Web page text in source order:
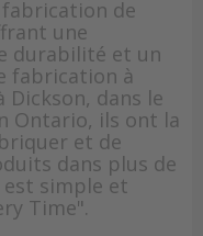
de
une
durabilité et un
fabrication à
dans le
Ontario, ils ont la
et de
dans plus de
est simple et
Time".